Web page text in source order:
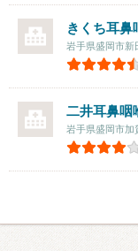
きくち耳鼻
岩手県盛岡市新
二井耳鼻咽
岩手県盛岡市加